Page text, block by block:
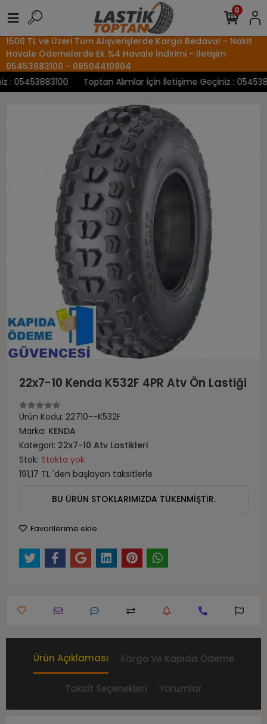
1500 TL ve Üzeri Tüm Alışverişlerde Kargo Bedava! - Nakit
Havale Ödemelerde Ek %4 Havale İndirimi - İletişim
05453883100 - 08504410804
Toptan Alımlar İçin İletişime Geçiniz :
0
22x7-10 Kenda K532F 4PR Atv Ön Lastiği
Ürün Kodu: 22710--K532F
Marka: KENDA
Kategori: 22x7-10 Atv Lastikleri
Stok: Stokta yok
191,17 TL 'den başlayan taksitlerle
BU ÜRÜN STOKLARIMIZDA TÜKENMİŞTİR.
Favorilerime ekle
Ürün Açıklaması Kargo Ve Kapıda Ödeme
Taksit Seçenekleri Yorumlar